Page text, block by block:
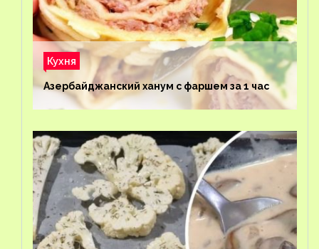
Кухня
Азербайджанский ханум с фаршем за 1 час